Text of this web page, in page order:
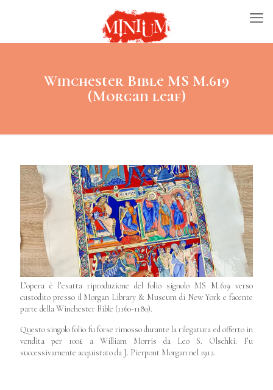
Winchester Bible MS M.619
(Morgan leaf)
L’opera è l’esatta riproduzione del folio signolo MS M.619 verso
custodito presso il Morgan Library & Museum di New York e facente
parte della Winchester Bible (1160-1180).
Questo singolo folio fu forse rimosso durante la rilegatura ed offerto in
vendita per 100£ a William Morris da Leo S. Olschki. Fu
successivamente acquistato da J. Pierpont Morgan nel 1912.